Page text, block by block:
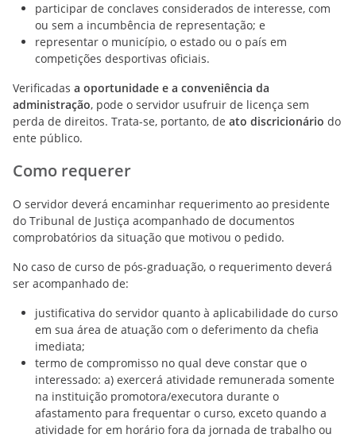
participar de conclaves considerados de interesse, com
ou sem a incumbência de representação; e
representar o município, o estado ou o país em
competições desportivas oficiais.
Verificadas a oportunidade e a conveniência da
administração, pode o servidor usufruir de licença sem
perda de direitos. Trata-se, portanto, de ato discricionário do
ente público.
Como requerer
O servidor deverá encaminhar requerimento ao presidente
do Tribunal de Justiça acompanhado de documentos
comprobatórios da situação que motivou o pedido.
No caso de curso de pós-graduação, o requerimento deverá
ser acompanhado de:
justificativa do servidor quanto à aplicabilidade do curso
em sua área de atuação com o deferimento da chefia
imediata;
termo de compromisso no qual deve constar que o
interessado: a) exercerá atividade remunerada somente
na instituição promotora/executora durante o
afastamento para frequentar o curso, exceto quando a
atividade for em horário fora da jornada de trabalho ou